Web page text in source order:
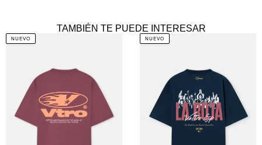
TAMBIÉN TE PUEDE INTERESAR
NUEVO NUEVO